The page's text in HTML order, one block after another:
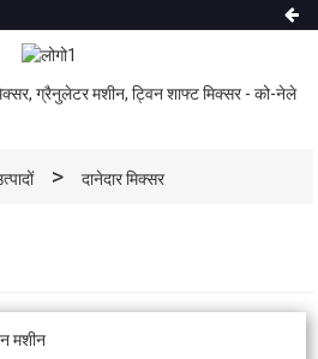
दानेदार मिक्सर